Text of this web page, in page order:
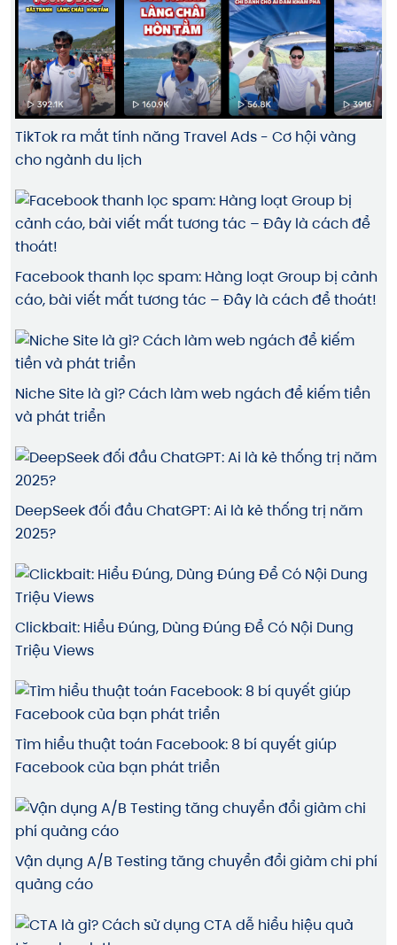
TikTok ra mắt tính năng Travel Ads - Cơ hội vàng
cho ngành du lịch
Facebook thanh lọc spam: Hàng loạt Group bị cảnh
cáo, bài viết mất tương tác – Đây là cách để thoát!
Niche Site là gì? Cách làm web ngách để kiếm tiền
và phát triển
DeepSeek đối đầu ChatGPT: Ai là kẻ thống trị năm
2025?
Clickbait: Hiểu Đúng, Dùng Đúng Để Có Nội Dung
Triệu Views
Tìm hiểu thuật toán Facebook: 8 bí quyết giúp
Facebook của bạn phát triển
Vận dụng A/B Testing tăng chuyển đổi giảm chi phí
quảng cáo